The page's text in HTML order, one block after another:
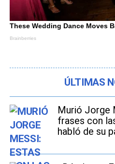
ÚLTIMAS
Murió Jorge
frases con
habló de su